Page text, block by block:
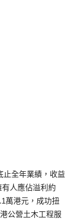
止全年業績，收益
人應佔溢利約
萬港元，成功扭
公營土木工程服